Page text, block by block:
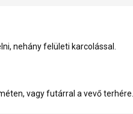
nehány felületi karcolással.
vagy futárral a vevő terhére.